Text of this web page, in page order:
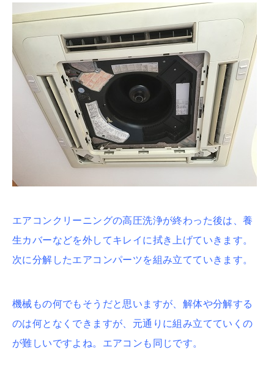
エアコンクリーニングの高圧洗浄が終わった後は、養
生カバーなどを外してキレイに拭き上げていきます。
次に分解したエアコンパーツを組み立てていきます。
機械もの何でもそうだと思いますが、解体や分解する
のは何となくできますが、元通りに組み立てていくの
が難しいですよね。エアコンも同じです。